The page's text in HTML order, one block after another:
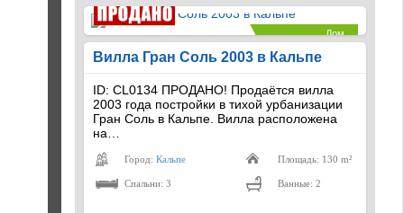
Дом
€330,000
Вилла Гран Соль 2003 в Кальпе
ID: CL0134 ПРОДАНО! Продаётся вилла
2003 года постройки в тихой урбанизации
Гран Соль в Кальпе. Вилла расположена
на…
Город: Кальпе Площадь: 130 m²
Спальни: 3 Ванные: 2